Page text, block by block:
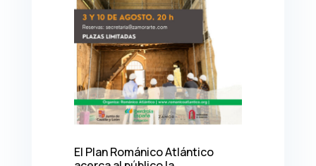
El Plan Románico Atlántico